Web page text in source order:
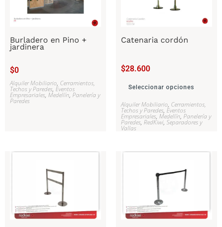
Burladero en Pino +
jardinera
$0
Alquiler Mobiliario, Cerramientos,
Techos y Paredes, Eventos
Empresariales, Medellín, Panelería y
Paredes
Catenaria cordón
$28.600
Seleccionar opciones
Alquiler Mobiliario, Cerramientos,
Techos y Paredes, Eventos
Empresariales, Medellín, Panelería y
Paredes, RedKiwi, Separadores y
Vallas